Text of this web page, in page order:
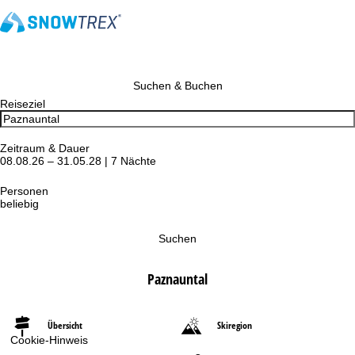
Cookie-Hinweis
Suchen & Buchen
Reiseziel
Zeitraum & Dauer
08.08.26 – 31.05.28 | 7 Nächte
Personen
beliebig
Suchen
Paznauntal
Übersicht Skiregion